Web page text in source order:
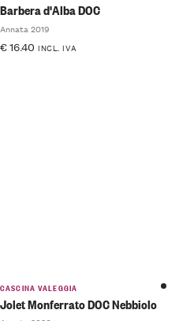
Barbera d'Alba DOC
Annata 2019
€16.40 INCL. IVA
CASCINA VALEGGIA
Jolet Monferrato DOC Nebbiolo